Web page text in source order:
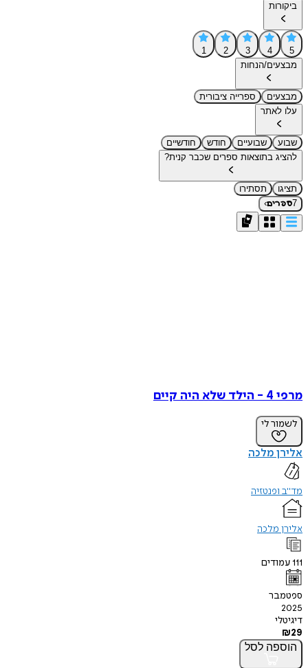
ביקורות
5
4
3
2
1
מבצעים/הנחות
מבצעים
ספרייה ציבורית
עלו לאתר
שבוע שבועיים חודש
חודשיים
להציג בתוצאות ספרים שכבר קנית?
תציגו
תסתירו
7ספרים›
מרפי 4 - הילד שלא היה קיים
לשמור לי
אלירן מלכה
מד"ב ופנטזיה
אלירן מלכה
111עמודים
ספטמבר
2025
דיגיטלי
₪29
הוספה לסל